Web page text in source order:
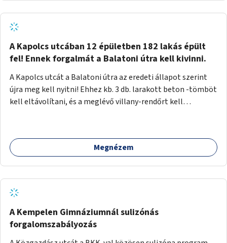
zötyögőssége elriassza a bringásokat a járdán
szálguldástól.
A Kapolcs utcában 12 épületben 182 lakás épült
fel! Ennek forgalmát a Balatoni útra kell kivinni.
A Kapolcs utcát a Balatoni útra az eredeti állapot szerint
újra meg kell nyitni! Ehhez kb. 3 db. larakott beton -tömböt
kell eltávolítani, és a meglévő villany-rendőrt kell
lakásban élőknek, hogy a személyautójukkal
biztonságosan és egyszerűbben közlekedhessenek. A
Megnézem
A Kempelen Gimnáziumnál sulizónás
forgalomszabályozás